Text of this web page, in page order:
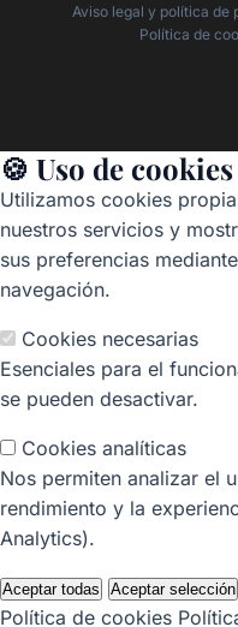
Aviso legal y política de
Política de
🍪 Uso de cookies
Utilizamos cookies
nuestros servicios y
sus preferencias
navegación.
Cookies necesarias
Esenciales para el
se pueden desactivar.
Cookies analíticas
Nos permiten analizar el
rendimiento y la
Analytics).
Aceptar todas Aceptar selección
Política de cookies